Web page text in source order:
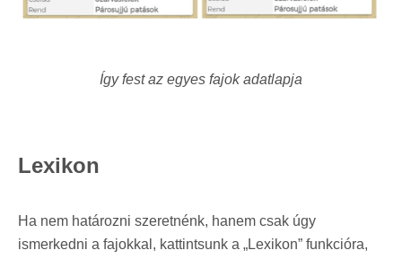
Így fest az egyes fajok adatlapja
Lexikon
Ha nem határozni szeretnénk, hanem csak úgy
ismerkedni a fajokkal, kattintsunk a „Lexikon” funkcióra,